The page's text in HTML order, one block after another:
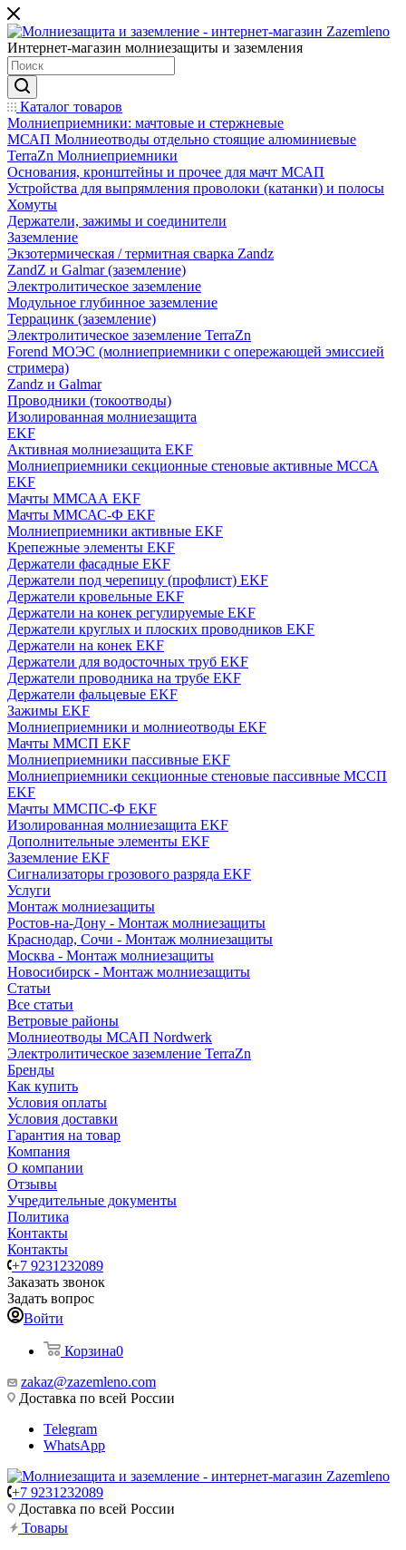
Интернет-магазин молниезащиты и заземления
Каталог товаров
Молниеприемники: мачтовые и стержневые
МСАП Молниеотводы отдельно стоящие алюминиевые
TerraZn Молниеприемники
Основания, кронштейны и прочее для мачт МСАП
Устройства для выпрямления проволоки (катанки) и полосы
Хомуты
Держатели, зажимы и соединители
Заземление
Экзотермическая / термитная сварка Zandz
ZandZ и Galmar (заземление)
Электролитическое заземление
Модульное глубинное заземление
Террацинк (заземление)
Электролитическое заземление TerraZn
Forend МОЭС (молниеприемники с опережающей эмиссией
стримера)
Zandz и Galmar
Проводники (токоотводы)
Изолированная молниезащита
EKF
Активная молниезащита EKF
Молниеприемники секционные стеновые активные МССА
EKF
Мачты ММСАА EKF
Мачты ММСАС-Ф EKF
Молниеприемники активные EKF
Крепежные элементы EKF
Держатели фасадные EKF
Держатели под черепицу (профлист) EKF
Держатели кровельные EKF
Держатели на конек регулируемые EKF
Держатели круглых и плоских проводников EKF
Держатели на конек EKF
Держатели для водосточных труб EKF
Держатели проводника на трубе EKF
Держатели фальцевые EKF
Зажимы EKF
Молниеприемники и молниеотводы EKF
Мачты ММСП EKF
Молниеприемники пассивные EKF
Молниеприемники секционные стеновые пассивные МССП
EKF
Мачты ММСПС-Ф EKF
Изолированная молниезащита EKF
Дополнительные элементы EKF
Заземление EKF
Сигнализаторы грозового разряда EKF
Услуги
Монтаж молниезащиты
Ростов-на-Дону - Монтаж молниезащиты
Краснодар, Сочи - Монтаж молниезащиты
Москва - Монтаж молниезащиты
Новосибирск - Монтаж молниезащиты
Статьи
Все статьи
Ветровые районы
Молниеотводы МСАП Nordwerk
Электролитическое заземление TerraZn
Бренды
Как купить
Условия оплаты
Условия доставки
Гарантия на товар
Компания
О компании
Отзывы
Учредительные документы
Политика
Контакты
Контакты
+7 9231232089
Заказать звонок
Задать вопрос
Войти
Корзина0
zakaz@zazemleno.com
Доставка по всей России
Telegram
WhatsApp
+7 9231232089
Доставка по всей России
Товары